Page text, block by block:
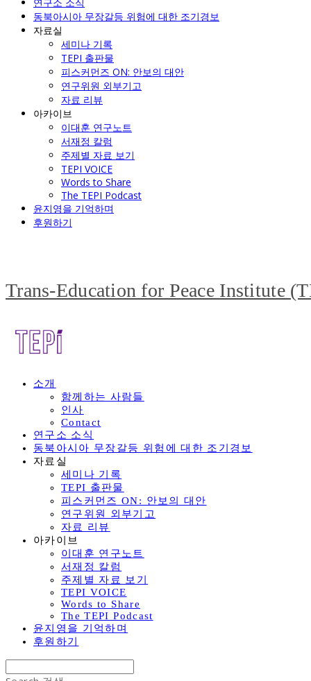
동북아시아 무장갈등 위험에 대한 조기경보
자료실
세미나 기록
TEPI 출판물
피스커먼즈 ON: 안보의 대안
연구위원 외부기고
자료 리뷰
아카이브
이대훈 연구노트
서재정 칼럼
주제별 자료 보기
TEPI VOICE
Words to Share
The TEPI Podcast
윤지영을 기억하며
후원하기
Trans-Education for Peace Institute
소개
함께하는 사람들
인사
Contact
연구소 소식
동북아시아 무장갈등 위험에 대한 조기경보
자료실
세미나 기록
TEPI 출판물
피스커먼즈 ON: 안보의 대안
연구위원 외부기고
자료 리뷰
아카이브
이대훈 연구노트
서재정 칼럼
주제별 자료 보기
TEPI VOICE
Words to Share
The TEPI Podcast
윤지영을 기억하며
후원하기